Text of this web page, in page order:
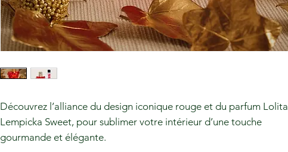
Découvrez l’alliance du design iconique rouge et du parfum Lolita
Lempicka Sweet, pour sublimer votre intérieur d’une touche
gourmande et élégante.